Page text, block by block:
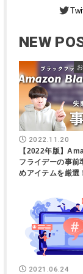
NEW
2022.11.20
【2022年版】
フライデーの事前
めアイテムを厳選！
2021.06.24